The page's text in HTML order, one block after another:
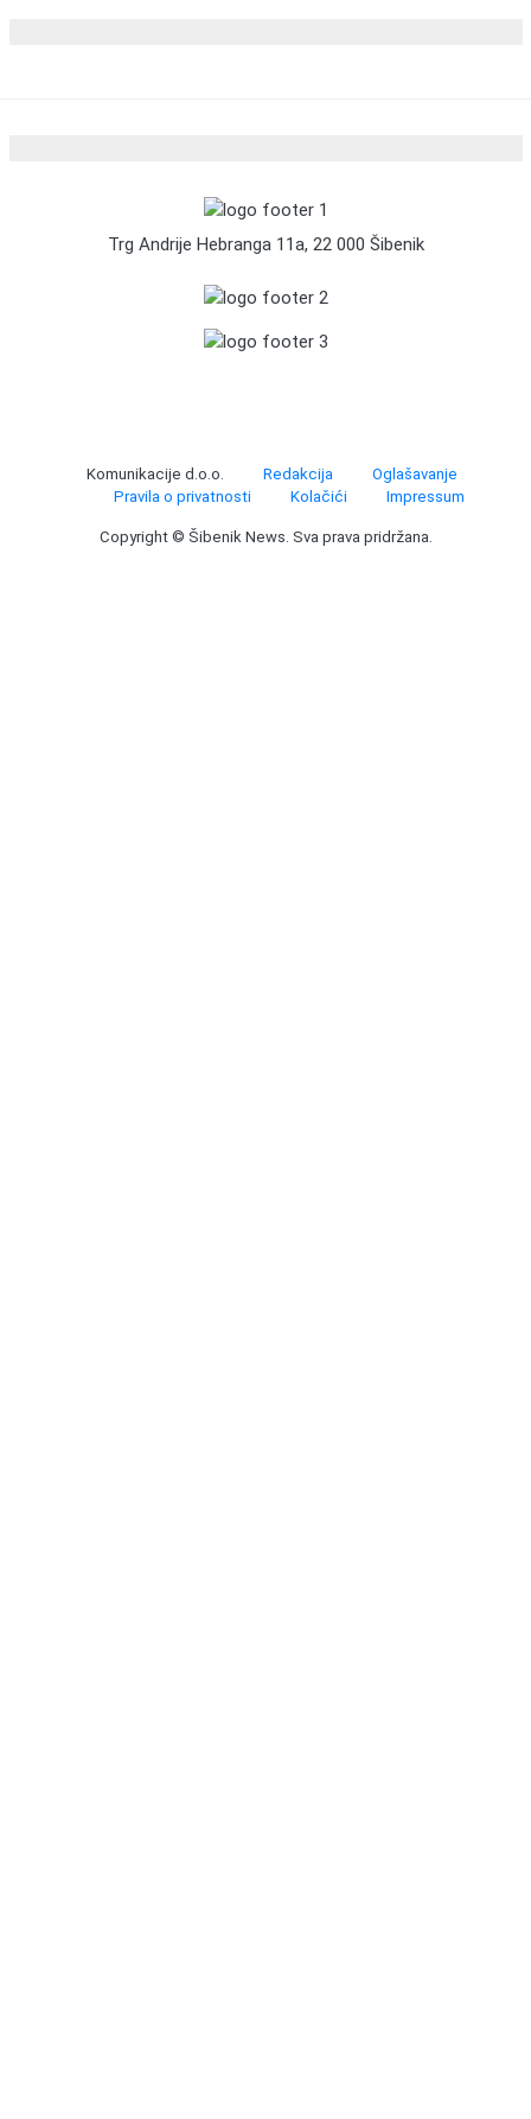
Trg Andrije Hebranga 11a, 22 000 Šibenik
Komunikacije d.o.o. Redakcija
Oglašavanje
Pravila o privatnosti
Kolačići Impressum
Copyright © Šibenik News. Sva prava pridržana.